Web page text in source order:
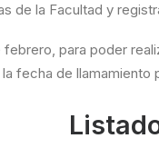
de la Facultad y
para poder
fecha de llamamiento